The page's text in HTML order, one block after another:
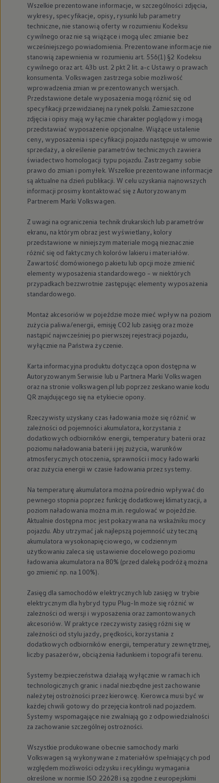
Duża flota
Elektromobilność dla firm
Skonfiguruj Volkswagena
Poradnik kupującego
Volkswagen dla biznesu
Serwis, akcesoria i aktualizacje
myVolkswagen
Serwis i części
Przegląd okresowy
Naprawy i przeglądy
Olej silnikowy i płyny eksploatacyjne
Koła i opony
Pomoc w razie wypadku i awarii
Serwis i części na raty
Pakiet przeglądów dla Twojego Volkswagena
Badanie satysfakcji klienta – oceń nasz serwis
Ubezpieczenie opon
Akcesoria
Sklep online akcesoriów
Koła zimowe
Personalizacja
Urządzenia ładujące
Ochrona i pielęgnacja
Rozwiązania transportowe i bagażowe
Elektronika i rozrywka
Usługi cyfrowe
Aktualizacje oprogramowania, map i radia
Aplikacje Volkswagen, logowanie i sklep
Znajdź usługi dla swojego modelu
Połączenie telefonu komórkowego z pojazdem
We Charge
Strefa kierowcy
Elektroniczna Instrukcja Obsługi
Informacje dla klientów
Informator o pojeździe
Gwarancje
Lampki ostrzegawcze i sygnalizacyjne
Starsze modele i generacje – archiwum oraz
Wszystkie usługi
Oferty serwisowe
Dla przyszłych użytkowników Volkswagena
Dla obecnych użytkowników Volkswagena
Sezonowe usługi serwisowe
Informacje dla warsztatów
Świat Volkswagena
Volkswagen Magazine
Lifestyle
Eksploatacja
Samochody hybrydowe
SUV-y
Rozwój
Technologia
Nowy samochód krok po kroku – poradnik
Samochody ekonomiczne i ekologiczne
Technologie i bezpieczeństwo
Odwiedź Volkswagen Home
Warto wybrać Volkswagena
Infolinia Volkswagen
Podcast Elektrycznie Tematyczni
Umów się na Serwis
Newsletter ID.
Znajdź Dealera
Zapisz się na jazdę próbną
Wszelkie prezentowane informacje, w szczególności zdjęcia,
wykresy, specyfikacje, opisy, rysunki lub parametry
techniczne, nie stanowią oferty w rozumieniu Kodeksu
cywilnego oraz nie są wiążące i mogą ulec zmianie bez
wcześniejszego powiadomienia. Prezentowane informacje nie
stanowią zapewnienia w rozumieniu art. 556(1) §2 Kodeksu
cywilnego oraz art. 43b ust. 2 pkt 2 lit. a-c Ustawy o prawach
konsumenta. Volkswagen zastrzega sobie możliwość
wprowadzenia zmian w prezentowanych wersjach.
Przedstawione detale wyposażenia mogą różnić się od
specyfikacji przewidzianej na rynek polski. Zamieszczone
zdjęcia i opisy mają wyłącznie charakter poglądowy i mogą
przedstawiać wyposażenie opcjonalne. Wiążące ustalenie
ceny, wyposażenia i specyfikacji pojazdu następuje w umowie
sprzedaży, a określenie parametrów technicznych zawiera
świadectwo homologacji typu pojazdu. Zastrzegamy sobie
prawo do zmian i pomyłek. Wszelkie prezentowane informacje
są aktualne na dzień publikacji. W celu uzyskania najnowszych
informacji prosimy kontaktować się z Autoryzowanym
Partnerem Marki Volkswagen.
Z uwagi na ograniczenia technik drukarskich lub parametrów
ekranu, na którym obraz jest wyświetlany, kolory
przedstawione w niniejszym materiale mogą nieznacznie
różnić się od faktycznych kolorów lakieru i materiałów.
Zawartość domówionego pakietu lub opcji może zmienić
elementy wyposażenia standardowego – w niektórych
przypadkach bezzwrotnie zastępując elementy wyposażenia
standardowego.
Montaż akcesoriów w pojeździe może mieć wpływ na poziom
zużycia paliwa/energii, emisję CO2 lub zasięg oraz może
nastąpić najwcześniej po pierwszej rejestracji pojazdu,
wyłącznie na Państwa życzenie.
Karta informacyjna produktu dotycząca opon dostępna w
Autoryzowanym Serwisie lub u Partnera Marki Volkswagen
oraz na stronie volkswagen.pl lub poprzez zeskanowanie kodu
QR znajdującego się na etykiecie opony.
Rzeczywisty uzyskany czas ładowania może się różnić w
zależności od pojemności akumulatora, korzystania z
dodatkowych odbiorników energii, temperatury baterii oraz
poziomu naładowania baterii i jej zużycia, warunków
atmosferycznych otoczenia, sprawności i mocy ładowarki
oraz zużycia energii w czasie ładowania przez systemy.
Na temperaturę akumulatora można pośrednio wpływać do
pewnego stopnia poprzez funkcję dodatkowej klimatyzacji, a
poziom naładowania można m.in. regulować w pojeździe.
Aktualnie dostępna moc jest pokazywana na wskaźniku mocy
pojazdu. Aby utrzymać jak najlepszą pojemność użyteczną
akumulatora wysokonapięciowego, w codziennym
użytkowaniu zaleca się ustawienie docelowego poziomu
ładowania akumulatora na 80% (przed daleką podróżą można
go zmienić np. na 100%).
Zasięg dla samochodów elektrycznych lub zasięg w trybie
elektrycznym dla hybryd typu Plug-In może się różnić w
zależności od wersji i wyposażenia oraz zamontowanych
akcesoriów. W praktyce rzeczywisty zasięg różni się w
zależności od stylu jazdy, prędkości, korzystania z
dodatkowych odbiorników energii, temperatury zewnętrznej,
liczby pasażerów, obciążenia ładunkiem i topografii terenu.
Systemy bezpieczeństwa działają wyłącznie w ramach ich
technologicznych granic i nadal niezbędne jest zachowanie
należytej ostrożności przez kierowcę. Kierowca musi być w
każdej chwili gotowy do przejęcia kontroli nad pojazdem.
Systemy wspomagające nie zwalniają go z odpowiedzialności
za zachowanie szczególnej ostrożności.
Wszystkie produkowane obecnie samochody marki
Volkswagen są wykonywane z materiałów spełniających pod
względem możliwości odzysku i recyklingu wymagania
określone w normie ISO 22628 i są zgodne z europejskimi